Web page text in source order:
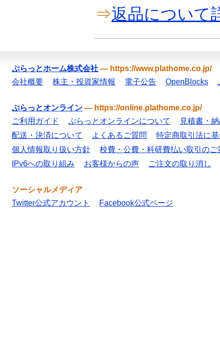
⇒返品について
ぷらっとホーム株式会社 — https://www.plathome.co.jp/
会社概要
株主・投資家情報 電子公告 OpenBlocks
ぷらっとオンライン — https://online.plathome.co.jp/
ご利用ガイド
ぷらっとオンラインについて
見積書・
配送・決済について
よくあるご質問
特定商取引法に
個人情報取り扱い方針
校費・公費・科研費払い取引のご
IPv6への取り組み
お客様からの声 ご注文の取り消し
ソーシャルメディア
Twitter公式アカウント
Facebook公式ページ